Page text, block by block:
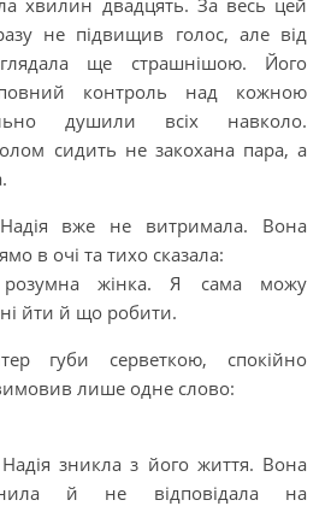
не підвищив голос, але від
ще страшнішою. Його
контроль над кожною
душили всіх навколо.
сидить не закохана пара, а
вже не витримала. Вона
в очі та тихо сказала:
жінка. Я сама можу
йти й що робити.
губи серветкою, спокійно
лише одне слово:
зникла з його життя. Вона
й не відповідала на